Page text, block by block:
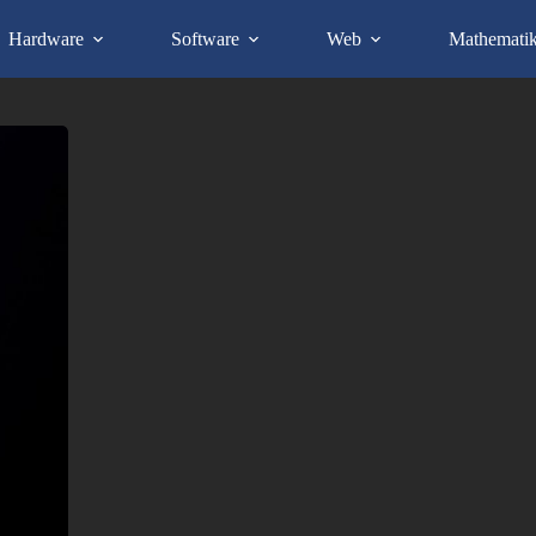
Hardware Software Web